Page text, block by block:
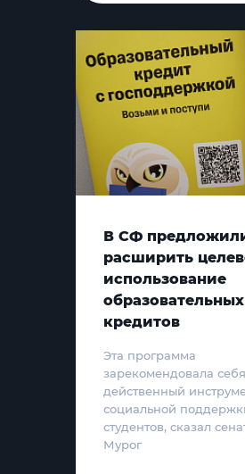
В СФ
расширить
использование
образовательных
кредитов
Эта программа
зарекомендовала
действенный
социальной
студентов, сказал
Мурог